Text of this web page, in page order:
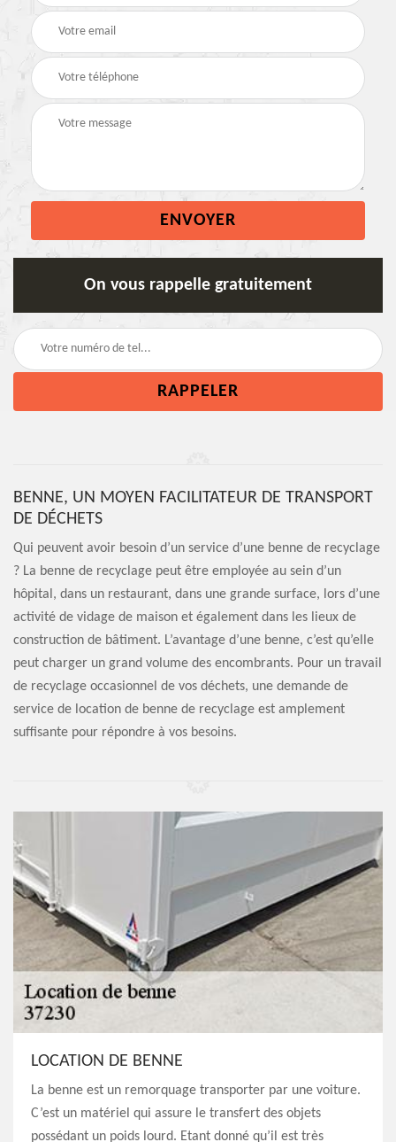
On vous rappelle gratuitement
BENNE, UN MOYEN FACILITATEUR DE TRANSPORT
DE DÉCHETS
Qui peuvent avoir besoin d’un service d’une benne de recyclage
? La benne de recyclage peut être employée au sein d’un
hôpital, dans un restaurant, dans une grande surface, lors d’une
activité de vidage de maison et également dans les lieux de
construction de bâtiment. L’avantage d’une benne, c’est qu’elle
peut charger un grand volume des encombrants. Pour un travail
de recyclage occasionnel de vos déchets, une demande de
service de location de benne de recyclage est amplement
suffisante pour répondre à vos besoins.
LOCATION DE BENNE
La benne est un remorquage transporter par une voiture.
C’est un matériel qui assure le transfert des objets
possédant un poids lourd. Etant donné qu’il est très